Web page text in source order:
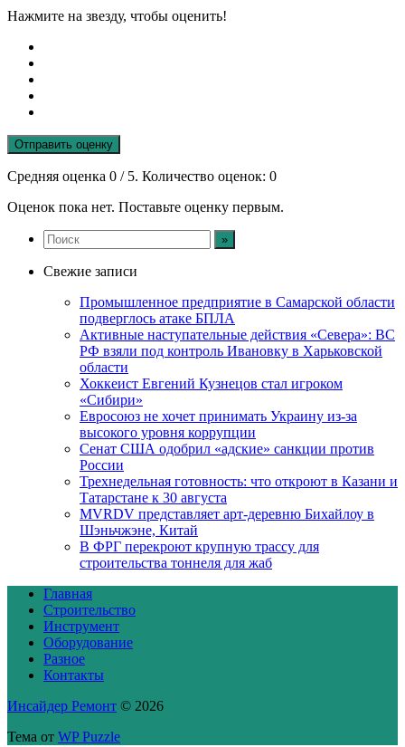
Нажмите на звезду, чтобы оценить!
Отправить оценку
Средняя оценка 0 / 5. Количество оценок: 0
Оценок пока нет. Поставьте оценку первым.
Свежие записи
Промышленное предприятие в Самарской области
подверглось атаке БПЛА
Активные наступательные действия «Севера»: ВС
РФ взяли под контроль Ивановку в Харьковской
области
Хоккеист Евгений Кузнецов стал игроком
«Сибири»
Евросоюз не хочет принимать Украину из-за
высокого уровня коррупции
Сенат США одобрил «адские» санкции против
России
Трехнедельная готовность: что откроют в Казани и
Татарстане к 30 августа
MVRDV представляет арт-деревню Бихайлоу в
Шэньчжэне, Китай
В ФРГ перекроют крупную трассу для
строительства тоннеля для жаб
Главная
Строительство
Инструмент
Оборудование
Разное
Контакты
Инсайдер Ремонт © 2026
Тема от WP Puzzle